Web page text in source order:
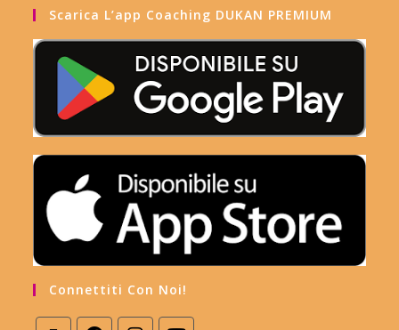
Scarica L’app Coaching DUKAN PREMIUM
Connettiti Con Noi!